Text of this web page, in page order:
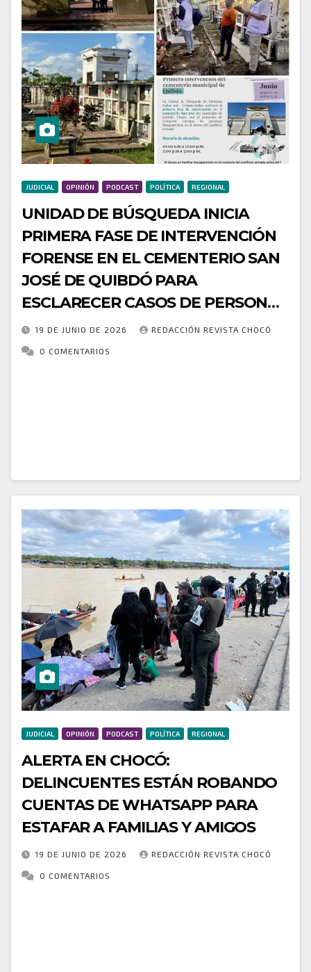
JUDICIAL OPINIÓN PODCAST POLÍTICA REGIONAL
UNIDAD DE BÚSQUEDA INICIA
PRIMERA FASE DE INTERVENCIÓN
FORENSE EN EL CEMENTERIO SAN
JOSÉ DE QUIBDÓ PARA
ESCLARECER CASOS DE PERSONAS
DESAPARECIDAS
19 DE JUNIO DE 2026 REDACCIÓN REVISTA CHOCÓ
0 COMENTARIOS
JUDICIAL OPINIÓN PODCAST POLÍTICA REGIONAL
ALERTA EN CHOCÓ:
DELINCUENTES ESTÁN ROBANDO
CUENTAS DE WHATSAPP PARA
ESTAFAR A FAMILIAS Y AMIGOS
19 DE JUNIO DE 2026 REDACCIÓN REVISTA CHOCÓ
0 COMENTARIOS